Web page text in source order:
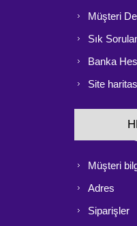
Müşteri
Sık
Banka
Site
Müşteri
Adres
Siparişler